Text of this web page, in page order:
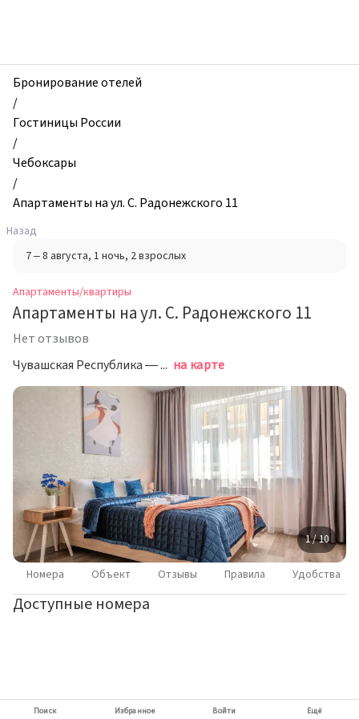
и
квартиры,
Апартаменты
на
ул.
С.
Радонежского
11,
Чебоксары,
Россия
Бронирование отелей
/
Гостиницы России
/
Чебоксары
/
Апартаменты на ул. С. Радонежского 11
Назад
7 – 8 августа, 1 ночь, 2 взрослых
Апартаменты/квартиры
Апартаменты на ул. С. Радонежского 11
Нет отзывов
Чувашская Республика — Чувашия, Чебоксары, улица Сергия Радонежского, 11 на карте
1 / 10
Номера Объект Отзывы Правила Удобства
Доступные номера
Поиск Избранное Войти Ещё